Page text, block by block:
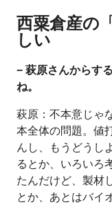
西粟倉産の
しい
− 萩原さんからす
ね。
萩原：不本意じゃ
本全体の問題。値
んし、もうどうし
るとか、いろいろ
たんだけど、製材
とか、あとはバイ